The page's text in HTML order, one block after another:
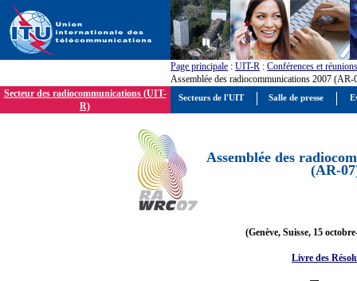
Page principale : UIT-R : Conférences et réunions
Assemblée des radiocommunications 2007 (AR-
Secteur des radiocommunications (UIT-
R)
Assemblée des
(AR-
(Genève, Suisse, 15
Livre des
Secteurs de l'UIT Salle de presse